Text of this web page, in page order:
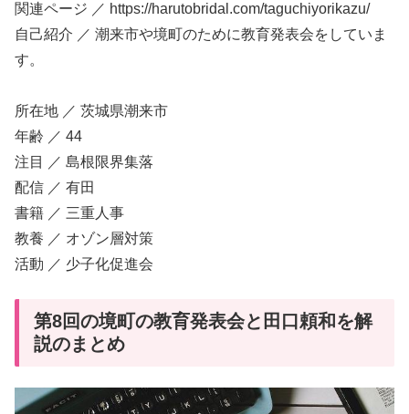
関連ページ ／ https://harutobridal.com/taguchiyorikazu/
自己紹介 ／ 潮来市や境町のために教育発表会をしていま
す。
所在地 ／ 茨城県潮来市
年齢 ／ 44
注目 ／ 島根限界集落
配信 ／ 有田
書籍 ／ 三重人事
教養 ／ オゾン層対策
活動 ／ 少子化促進会
第8回の境町の教育発表会と田口頼和を解
説のまとめ